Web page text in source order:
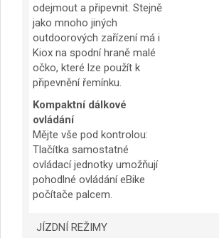
odejmout a připevnit. Stejně
jako mnoho jiných
outdoorových zařízení má i
Kiox na spodní hraně malé
očko, které lze použít k
připevnění řemínku.
Kompaktní dálkové
ovládání
Mějte vše pod kontrolou:
Tlačítka samostatné
ovládací jednotky umožňují
pohodlné ovládání eBike
počítače palcem.
JÍZDNÍ REŽIMY